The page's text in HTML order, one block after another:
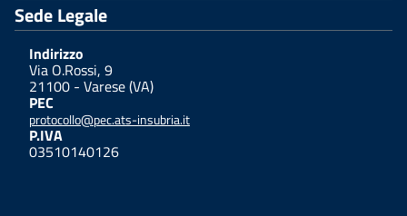
Sede Legale
Indirizzo
Via O.Rossi, 9
21100 - Varese (VA)
PEC
protocollo@pec.ats-insubria.it
P.IVA
03510140126